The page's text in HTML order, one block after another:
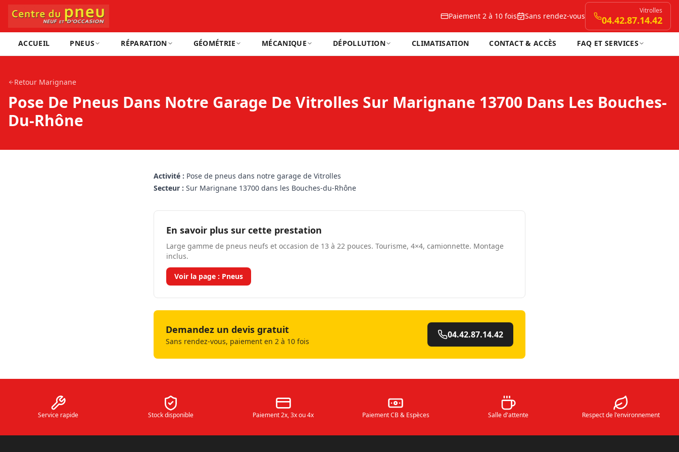
Paiement 2 à 10 fois Sans rendez-vous
Vitrolles
04.42.87.14.42
ACCUEIL PNEUS RÉPARATION GÉOMÉTRIE MÉCANIQUE DÉPOLLUTION CLIMATISATION CONTACT & ACCÈS FAQ ET SERVICES
Retour Marignane
Pose De Pneus Dans Notre Garage De Vitrolles Sur Marignane 13700 Dans Les Bouches-
Du-Rhône
Activité : Pose de pneus dans notre garage de Vitrolles
Secteur : Sur Marignane 13700 dans les Bouches-du-Rhône
En savoir plus sur cette prestation
Large gamme de pneus neufs et occasion de 13 à 22 pouces. Tourisme, 4×4, camionnette. Montage
inclus.
Voir la page : Pneus
Demandez un devis gratuit
Sans rendez-vous, paiement en 2 à 10 fois
04.42.87.14.42
Service rapide Stock disponible Paiement 2x, 3x ou 4x Paiement CB & Espèces Salle d'attente Respect de l'environnement